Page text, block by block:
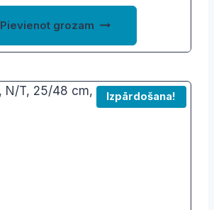
19,00 €.10,41 €.
Pievienot grozam
Izpārdošana!